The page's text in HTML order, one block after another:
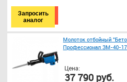
Запросить
аналог
Молоток отбойный
Профессионал ЗМ-40-
Цена:
37 790 руб.